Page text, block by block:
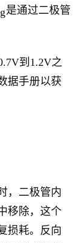
是通过二极管
到1.2V之
据手册以获
，二极管内
移除，这个
损耗。反向